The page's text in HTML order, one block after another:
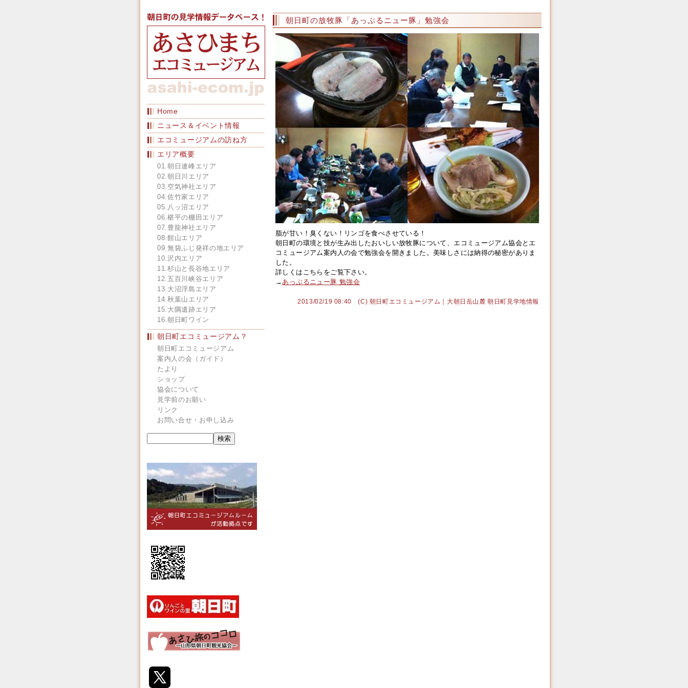
Home
ニュース＆イベント情報
エコミュージアムの訪ね方
エリア概要
01.朝日連峰エリア
02.朝日川エリア
03.空気神社エリア
04.佐竹家エリア
05.八ッ沼エリア
06.椹平の棚田エリア
07.豊龍神社エリア
08.館山エリア
09.無袋ふじ発祥の地エリア
10.沢内エリア
11.杉山と長谷地エリア
12.五百川峡谷エリア
13.大沼浮島エリア
14.秋葉山エリア
15.大隅遺跡エリア
16.朝日町ワイン
朝日町エコミュージアム？
朝日町エコミュージアム
案内人の会（ガイド）
たより
ショップ
協会について
見学前のお願い
リンク
お問い合せ・お申し込み
朝日町の放牧豚「あっぷるニュー豚」勉強会
脂が甘い！臭くない！リンゴを食べさせている！
朝日町の環境と技が生み出したおいしい放牧豚について、エコミュージアム協会とエ
コミュージアム案内人の会で勉強会を開きました。美味しさには納得の秘密がありま
した。
詳しくはこちらをご覧下さい。
→あっぷるニュー豚 勉強会
2013/02/19 08:40 (C) 朝日町エコミュージアム｜大朝日岳山麓 朝日町見学地情報